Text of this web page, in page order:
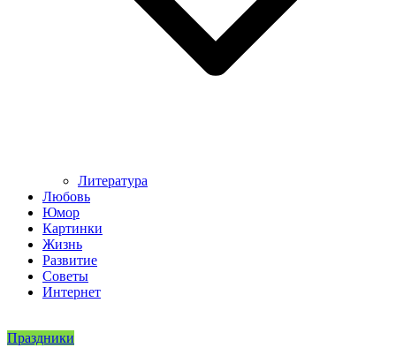
Литература
Любовь
Юмор
Картинки
Жизнь
Развитие
Советы
Интернет
Праздники